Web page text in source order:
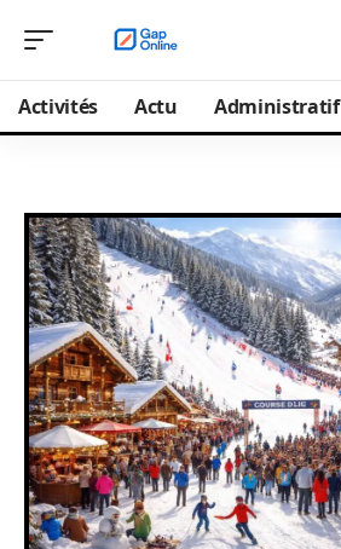
Activités Actu Administratif